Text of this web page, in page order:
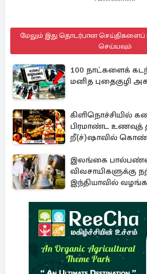
மேலும் இது தொடர்பான செய்திகளைப்
செய்யவும்
100 நாட்களைக்
மனித புதைகுழி
கிளிநொச்சியில்
பிரமாண்ட உணவுத்
றீ(ச்)ஷாவில்
இலங்கை
விவசாயிகளுக்கு
இந்தியாவில்